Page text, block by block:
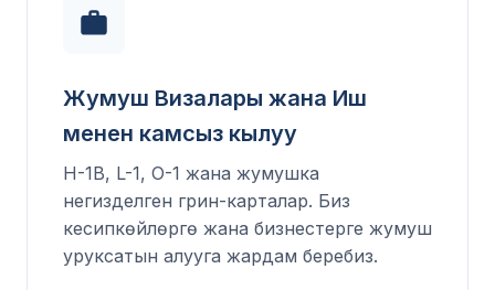
Жумуш Визалары жана Иш
менен камсыз кылуу
H-1B, L-1, O-1 жана жумушка
негизделген грин-карталар. Биз
кесипкөйлөргө жана бизнестерге жумуш
уруксатын алууга жардам беребиз.